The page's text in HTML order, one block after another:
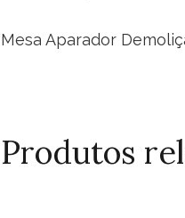
Mesa Aparador
Produtos